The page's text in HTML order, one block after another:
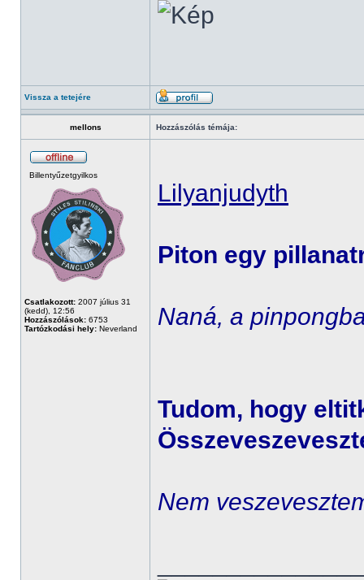
Vissza a tetejére
mellons Hozzászólás témája:
Billentyűzetgyilkos
Csatlakozott: 2007 július 31
(kedd), 12:56
Hozzászólások: 6753
Tartózkodási hely: Neverland
Lilyanjudyth
Piton egy
Naná, a
Tudom, hogy
Nem